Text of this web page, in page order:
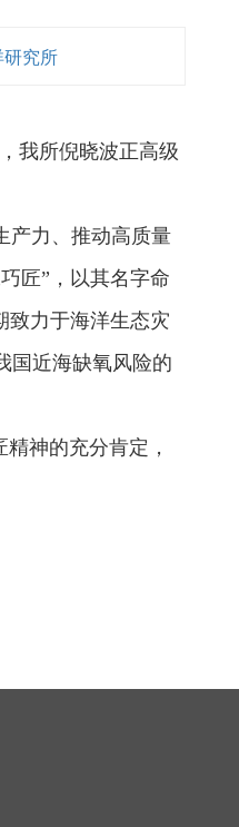
究所
我所倪晓波正高级
力、推动高质量
匠”，以其名字命
致力于海洋生态灾
国近海缺氧风险的
神的充分肯定，